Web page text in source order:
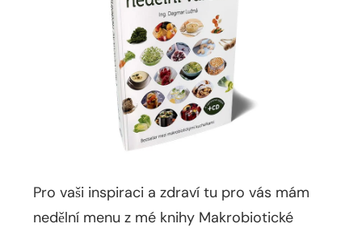
Pro vaši inspiraci a zdraví tu pro vás mám
nedělní menu z mé knihy Makrobiotické